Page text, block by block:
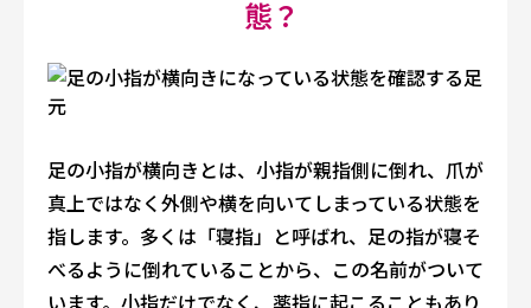
態？
足の小指が横向きとは、小指が親指側に倒れ、爪が
真上ではなく外側や横を向いてしまっている状態を
指します。多くは「寝指」と呼ばれ、足の指が寝そ
べるように倒れていることから、この名前がついて
います。小指だけでなく、薬指に起こることもあり